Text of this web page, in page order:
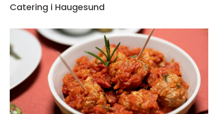
Catering i Haugesund